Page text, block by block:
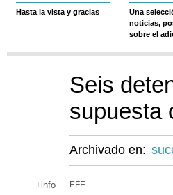
Hasta la vista y gracias
Una
noticias,
sobre el
Seis
supuesta
Archivado en:
+info
EFE